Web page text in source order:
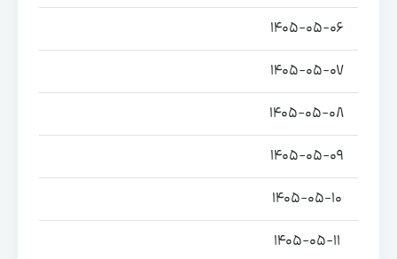
1405-05-06
1405-05-07
1405-05-08
1405-05-09
1405-05-10
1405-05-11